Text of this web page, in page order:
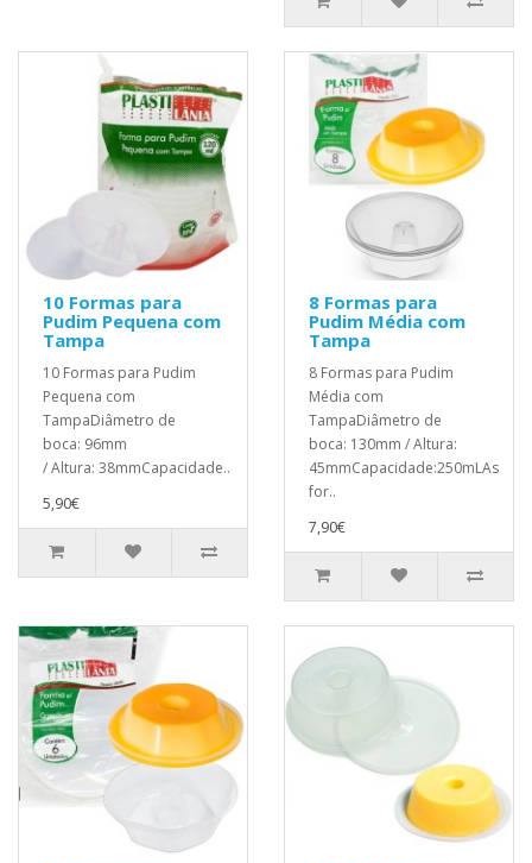
10 Formas para
Pudim Pequena com
Tampa
10 Formas para Pudim
Pequena com
TampaDiâmetro de
boca: 96mm
/ Altura: 38mmCapacidade..
5,90€
8 Formas para
Pudim Média com
Tampa
8 Formas para Pudim
Média com
TampaDiâmetro de
boca: 130mm / Altura:
45mmCapacidade:250mLAs
for..
7,90€